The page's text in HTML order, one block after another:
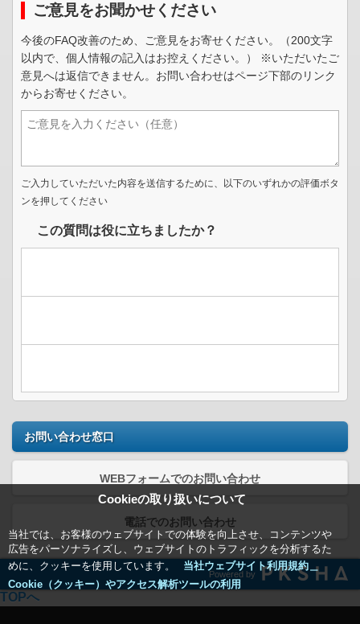
Cookieの取り扱いについて
当社では、お客様のウェブサイトでの体験を向上させ、コンテンツや
広告をパーソナライズし、ウェブサイトのトラフィックを分析するた
めに、クッキーを使用しています。
当社ウェブサイト利用規約＿
Cookie（クッキー）やアクセス解析ツールの利用
ご意見をお聞かせください
今後のFAQ改善のため、ご意見をお寄せください。（200文字
以内で、個人情報の記入はお控えください。） ※いただいたご
意見へは返信できません。お問い合わせはページ下部のリンク
からお寄せください。
ご入力していただいた内容を送信するために、以下のいずれかの評価ボタ
ンを押してください
この質問は役に立ちましたか？
お問い合わせ窓口
WEBフォームでのお問い合わせ
電話でのお問い合わせ
Powered by
TOPへ